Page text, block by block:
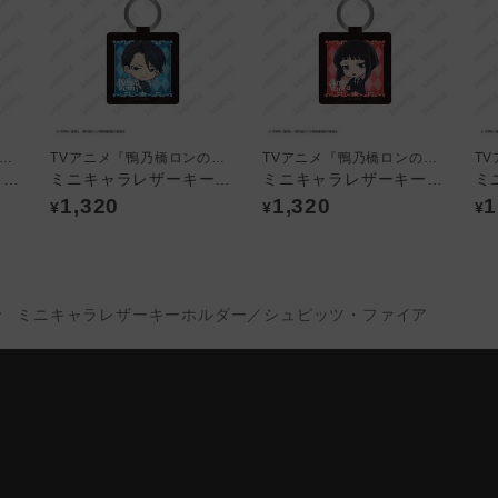
TVアニメ『鴨乃橋ロンの禁断推理』 TVアニメ『鴨乃橋ロンの禁断推理』
¥1,320
TVアニメ『鴨乃橋ロンの禁断推理』
¥1,320 ¥
ミニキャラレザーキーホルダー／シュピッツ・ファイア